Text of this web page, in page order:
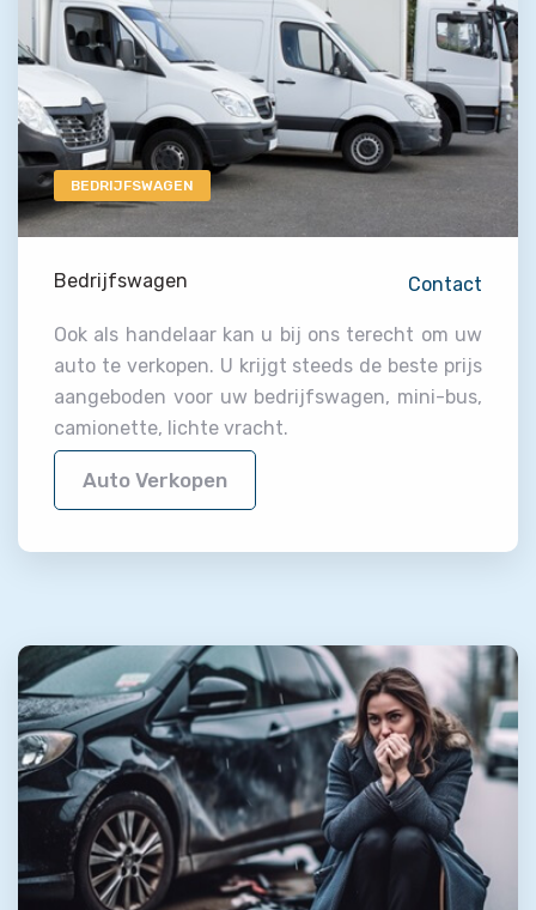
BEDRIJFSWAGEN
Bedrijfswagen Contact
Ook als handelaar kan u bij ons terecht om uw
auto te verkopen. U krijgt steeds de beste prijs
aangeboden voor uw bedrijfswagen, mini-bus,
camionette, lichte vracht.
Auto Verkopen